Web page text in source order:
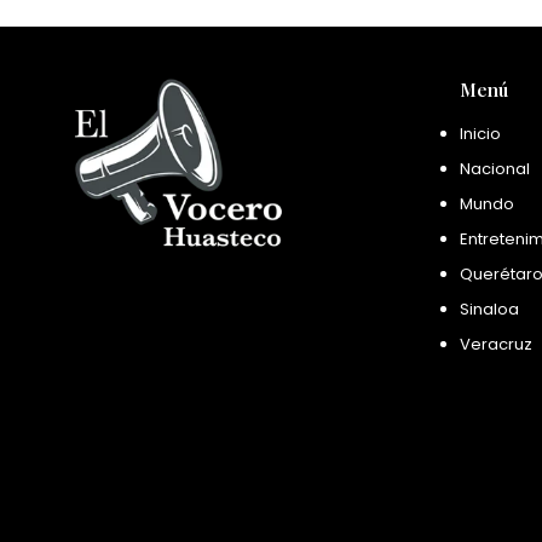
Menú
Inicio
Nacional
Mundo
Querétaro
Sinaloa
Veracruz